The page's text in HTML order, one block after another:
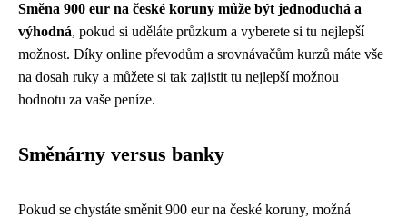
Směna 900 eur na české koruny může být jednoduchá a
výhodná, pokud si uděláte průzkum a vyberete si tu nejlepší
možnost. Díky online převodům a srovnávačům kurzů máte vše
na dosah ruky a můžete si tak zajistit tu nejlepší možnou
hodnotu za vaše peníze.
Směnárny versus banky
Pokud se chystáte směnit 900 eur na české koruny, možná